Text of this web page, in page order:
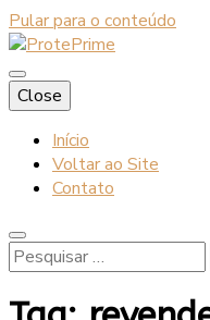
Pular para o conteúdo
Blog
Close
Início
Voltar ao Site
Contato
Pesquisar
por: